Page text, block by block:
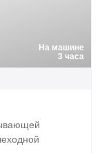
На машине
3 часа